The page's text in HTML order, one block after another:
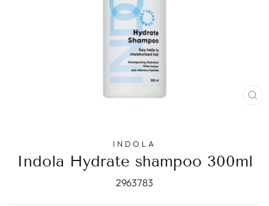
INDOLA
Indola Hydrate shampoo 300ml
2963783